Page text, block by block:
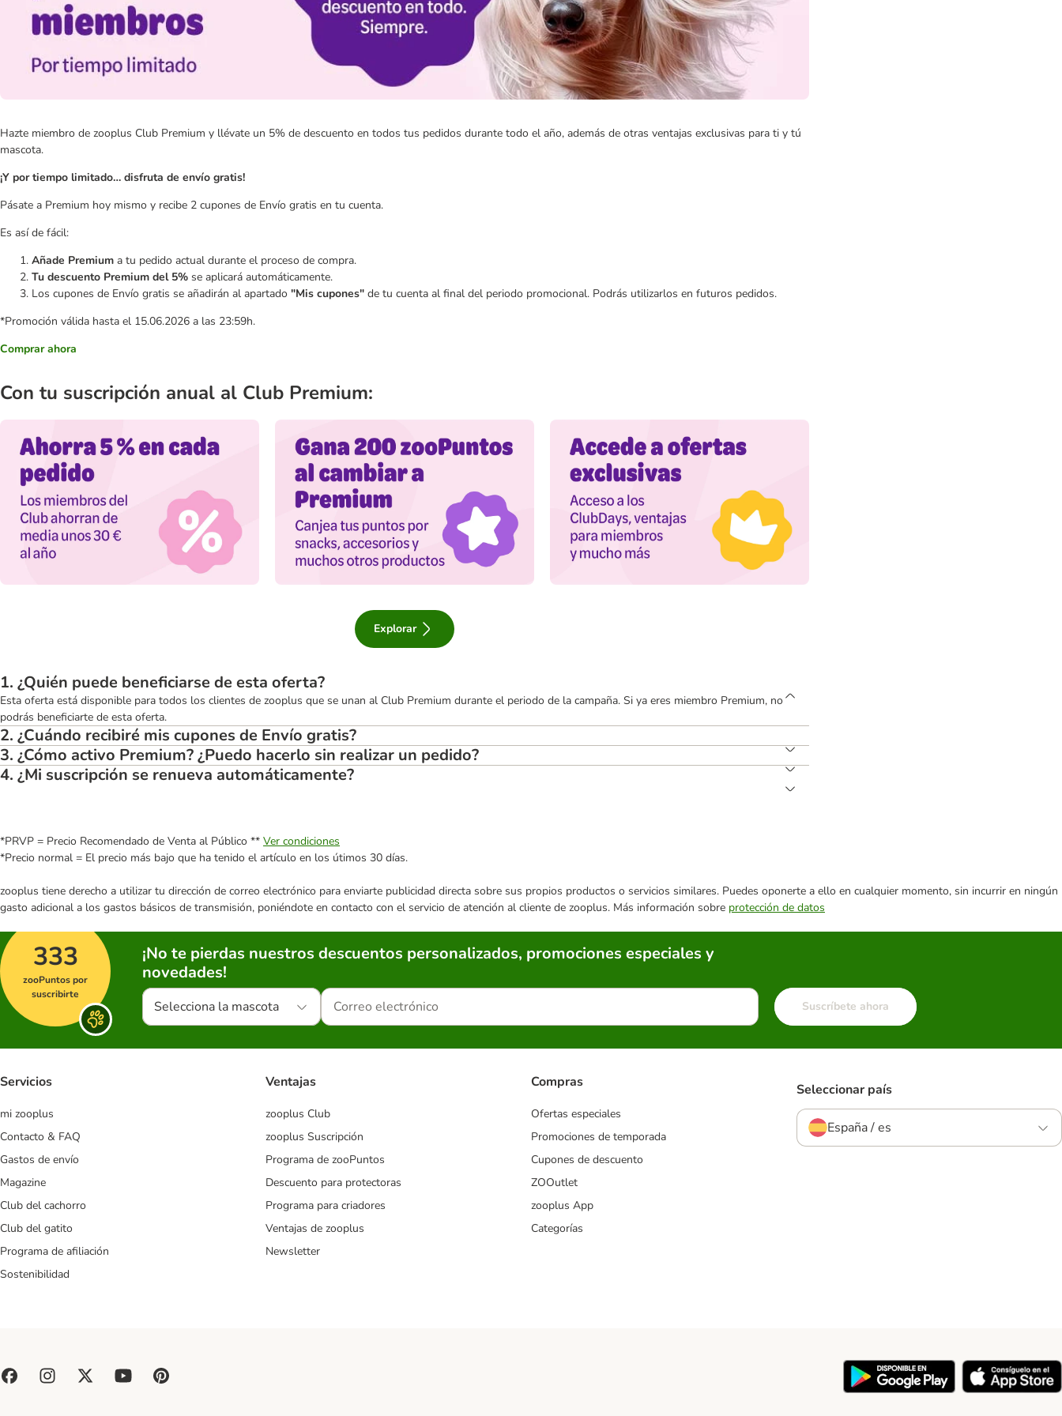
Hazte miembro de zooplus Club Premium y llévate un 5% de descuento en todos tus pedidos durante todo el año, además de otras ventajas exclusivas para ti y tú
mascota.
¡Y por tiempo limitado… disfruta de envío gratis!
Pásate a Premium hoy mismo y recibe 2 cupones de Envío gratis en tu cuenta.
Es así de fácil:
Añade Premium a tu pedido actual durante el proceso de compra.
Tu descuento Premium del 5% se aplicará automáticamente.
Los cupones de Envío gratis se añadirán al apartado "Mis cupones" de tu cuenta al final del periodo promocional. Podrás utilizarlos en futuros pedidos.
*Promoción válida hasta el 15.06.2026 a las 23:59h.
Comprar ahora
Con tu suscripción anual al Club Premium:
Explorar
1. ¿Quién puede beneficiarse de esta oferta?​
Esta oferta está disponible para todos los clientes de zooplus que se unan al Club Premium durante el periodo de la campaña. Si ya eres miembro Premium, no
podrás beneficiarte de esta oferta.
2. ¿Cuándo recibiré mis cupones de Envío gratis?
3. ¿Cómo activo Premium? ¿Puedo hacerlo sin realizar un pedido?
4. ¿Mi suscripción se renueva automáticamente?
*PRVP = Precio Recomendado de Venta al Público ** Ver condiciones
*Precio normal = El precio más bajo que ha tenido el artículo en los útimos 30 días.
zooplus tiene derecho a utilizar tu dirección de correo electrónico para enviarte publicidad directa sobre sus propios productos o servicios similares. Puedes oponerte a ello en cualquier momento, sin incurrir en ningún
gasto adicional a los gastos básicos de transmisión, poniéndote en contacto con el servicio de atención al cliente de zooplus. Más información sobre protección de datos
333
zooPuntos por
suscribirte
¡No te pierdas nuestros descuentos personalizados, promociones especiales y
novedades!
Selecciona la mascota Suscríbete ahora
Servicios
mi zooplus
Contacto & FAQ
Gastos de envío
Magazine
Club del cachorro
Club del gatito
Programa de afiliación
Sostenibilidad
Ventajas
zooplus Club
zooplus Suscripción
Programa de zooPuntos
Descuento para protectoras
Programa para criadores
Ventajas de zooplus
Newsletter
Compras
Ofertas especiales
Promociones de temporada
Cupones de descuento
ZOOutlet
zooplus App
Categorías
Seleccionar país
España / es